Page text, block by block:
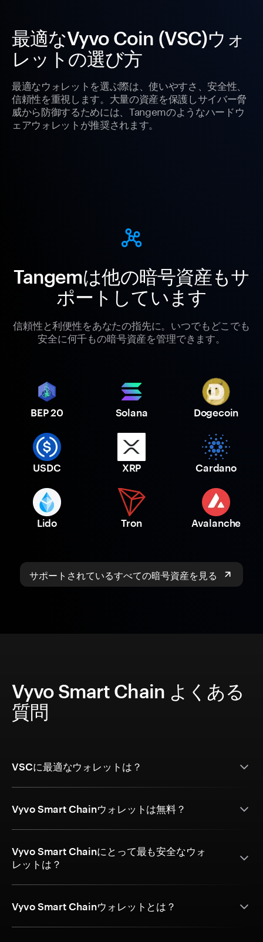
最適なVyvo Coin (VSC)ウォ
レットの選び方
最適なウォレットを選ぶ際は、使いやすさ、安全性、
信頼性を重視します。大量の資産を保護しサイバー脅
威から防御するためには、Tangemのようなハードウ
ェアウォレットが推奨されます。
Tangemは他の暗号資産もサ
ポートしています
信頼性と利便性をあなたの指先に。いつでもどこでも
安全に何千もの暗号資産を管理できます。
BEP 20 Solana Dogecoin
USDC XRP Cardano
Lido Tron Avalanche
サポートされているすべての暗号資産を見る
Vyvo Smart Chain よくある
質問
VSCに最適なウォレットは？
Vyvo Smart Chainウォレットは無料？
Vyvo Smart Chainにとって最も安全なウォ
レットは？
Vyvo Smart Chainウォレットとは？